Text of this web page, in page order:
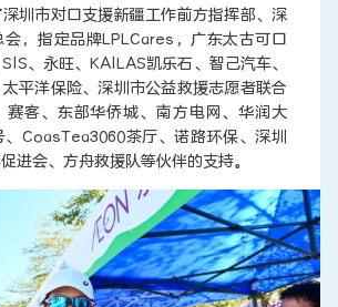
圳市对口支援新疆工作前方指挥部、深
，指定品牌LPLCares，广东太古可口
、永旺、KAILAS凯乐石、智己汽车、
平洋保险、深圳市公益救援志愿者联合
赛客、东部华侨城、南方电网、华润大
、CoasTea3060茶厅、诺路环保、深圳
进会、方舟救援队等伙伴的支持。